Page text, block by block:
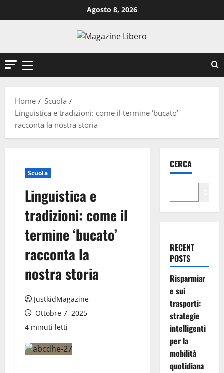
al
Agosto 8, 2026
Menu
Home
Scuola
Linguistica e tradizioni: come il termine ‘bucato’
racconta la nostra storia
Scuola
Linguistica e
tradizioni: come il
termine ‘bucato’
racconta la
nostra storia
JustkidMagazine
Ottobre 7, 2025
4 minuti letti
CERCA
RECENT
POSTS
Risparmiar
e sui
trasporti:
strategie
intelligenti
per la
mobilità
quotidiana